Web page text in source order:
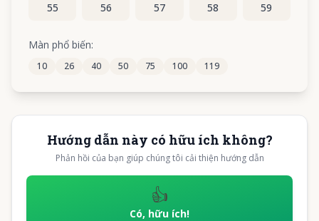
55 56 57 58 59
60
65 66 67 68
Màn phổ biến:
10 26 40 50 75 100 119
Hướng dẫn này có hữu ích không?
Phản hồi của bạn giúp chúng tôi cải thiện hướng dẫn
👍
Có, hữu ích!